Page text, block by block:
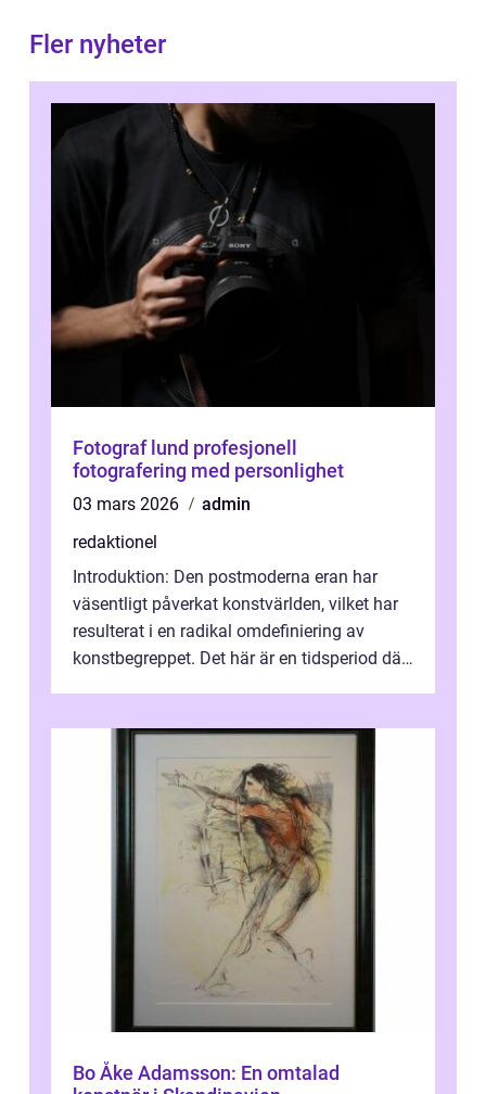
Fler nyheter
Fotograf lund profesjonell
fotografering med personlighet
03 mars 2026
admin
redaktionel
Introduktion: Den postmoderna eran har
väsentligt påverkat konstvärlden, vilket har
resulterat i en radikal omdefiniering av
konstbegreppet. Det här är en tidsperiod där
Bo Åke Adamsson: En omtalad